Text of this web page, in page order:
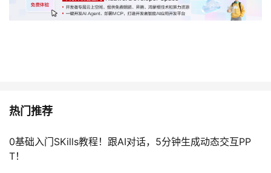
热门推荐
0基础入门SKills教程！跟AI对话，5分钟生成动态交互PP
T！